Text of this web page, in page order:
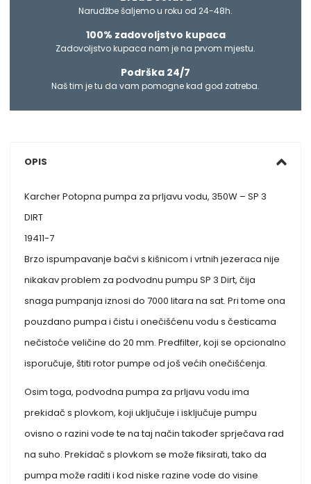
Narudžbe šaljemo u roku od 24-48h.
100% zadovoljstvo kupaca
Zadovoljstvo kupaca nam je na prvom mjestu.
Podrška 24/7
Naš tim je tu da vam pomogne kad god zatreba.
OPIS
Karcher Potopna pumpa za prljavu vodu, 350W – SP 3
DIRT
19411-7
Brzo ispumpavanje bačvi s kišnicom i vrtnih jezeraca nije
nikakav problem za podvodnu pumpu SP 3 Dirt, čija
snaga pumpanja iznosi do 7000 litara na sat. Pri tome ona
pouzdano pumpa i čistu i onečišćenu vodu s česticama
nečistoće veličine do 20 mm. Predfilter, koji se opcionalno
isporučuje, štiti rotor pumpe od još većih onečišćenja.
Osim toga, podvodna pumpa za prljavu vodu ima
prekidač s plovkom, koji uključuje i isključuje pumpu
ovisno o razini vode te na taj način također sprječava rad
na suho. Prekidač s plovkom se može fiksirati, tako da
pumpa može raditi i kod niske razine vode do visine